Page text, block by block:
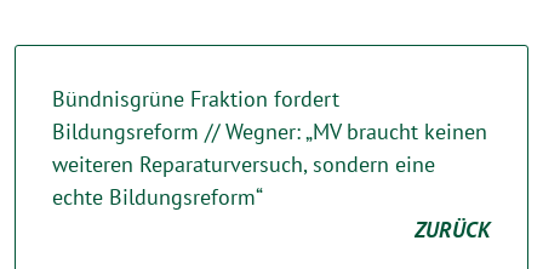
Bündnisgrüne Fraktion fordert
Bildungsreform // Wegner: „MV braucht keinen
weiteren Reparaturversuch, sondern eine
echte Bildungsreform“
ZURÜCK